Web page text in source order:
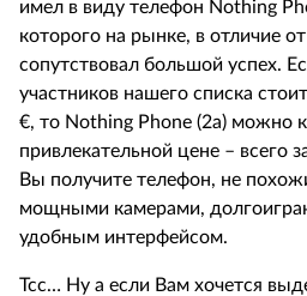
имел в виду телефон Nothing
которого на рынке, в отличие
сопутствовал большой успех.
участников нашего списка
€, то Nothing Phone (2a) можно
привлекательной цене – всего
Вы получите телефон, не
мощными камерами,
удобным интерфейсом.
Тсс… Ну а если Вам хочется